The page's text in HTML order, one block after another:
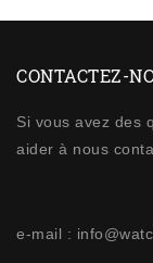
CONTACTEZ-
Si vous avez des
aider à nous
e-mail :